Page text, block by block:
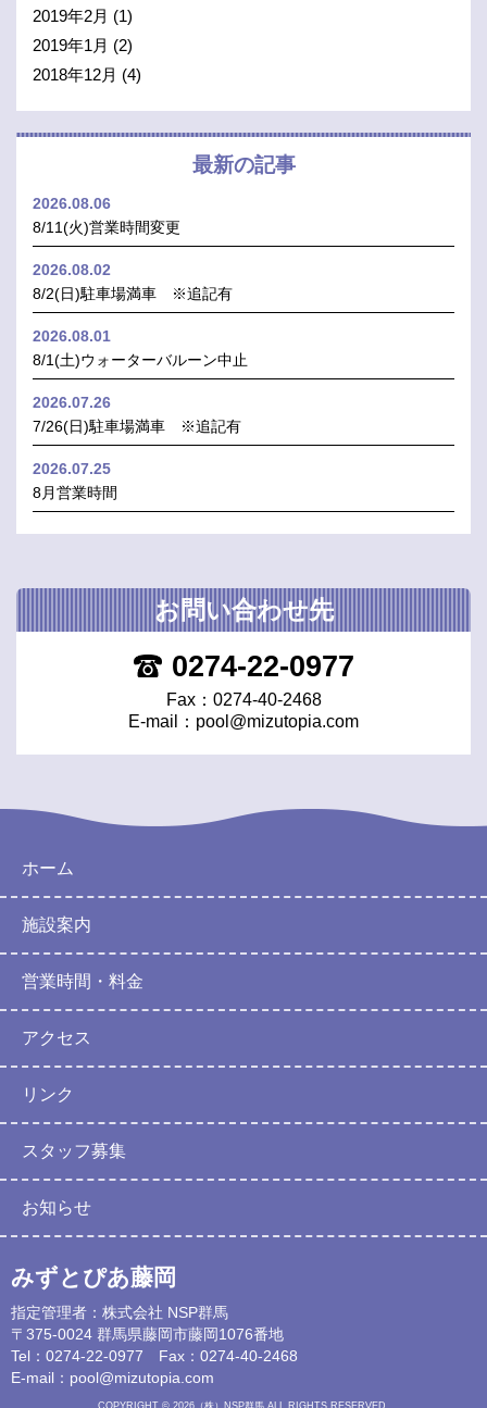
2019年2月 (1)
2019年1月 (2)
2018年12月 (4)
最新の記事
2026.08.06
8/11(火)営業時間変更
2026.08.02
8/2(日)駐車場満車 ※追記有
2026.08.01
8/1(土)ウォーターバルーン中止
2026.07.26
7/26(日)駐車場満車 ※追記有
2026.07.25
8月営業時間
お問い合わせ先
0274-22-0977
Fax：0274-40-2468
E-mail： pool@mizutopia.com
ホーム
施設案内
営業時間・料金
アクセス
リンク
スタッフ募集
お知らせ
みずとぴあ藤岡
指定管理者：株式会社 NSP群馬
〒375-0024 群馬県藤岡市藤岡1076番地
Tel：0274-22-0977 Fax：0274-40-2468
E-mail： pool@mizutopia.com